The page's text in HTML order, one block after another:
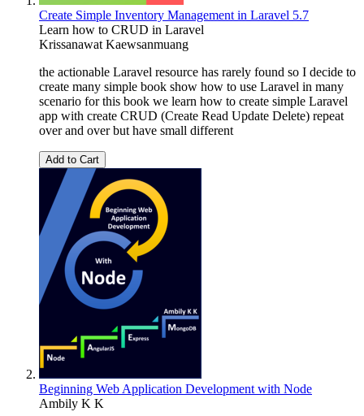
Create Simple Inventory Management in Laravel 5.7
Learn how to CRUD in Laravel
Krissanawat Kaewsanmuang
the actionable Laravel resource has rarely found so I decide to
create many simple book show how to use Laravel in many
scenario for this book we learn how to create simple Laravel
app with create CRUD (Create Read Update Delete) repeat
over and over but have small different
Add to Cart
Beginning Web Application Development with Node
Ambily K K